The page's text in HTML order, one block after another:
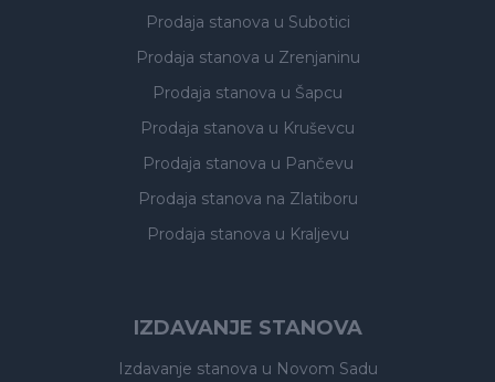
Prodaja stanova u Subotici
Prodaja stanova u Zrenjaninu
Prodaja stanova u Šapcu
Prodaja stanova u Kruševcu
Prodaja stanova u Pančevu
Prodaja stanova na Zlatiboru
Prodaja stanova u Kraljevu
IZDAVANJE STANOVA
Izdavanje stanova u Novom Sadu